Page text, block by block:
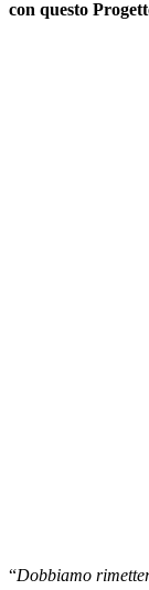
con questo
“Dobbiamo